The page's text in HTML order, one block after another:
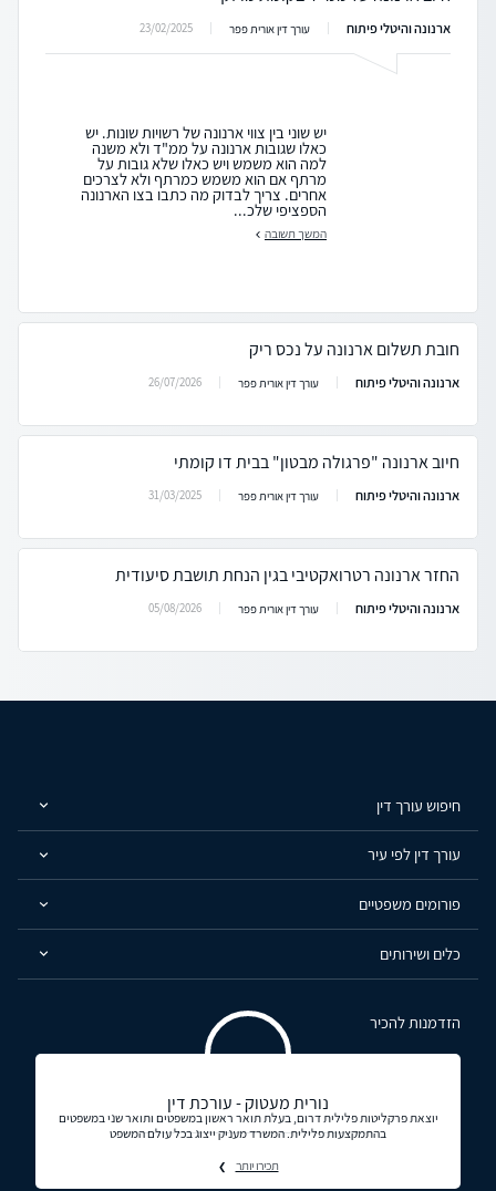
ארנונה והיטלי פיתוח עורך דין אורית פפר 23/02/2025
יש שוני בין צווי ארנונה של רשויות שונות. יש
כאלו שגובות ארנונה על ממ"ד ולא משנה
למה הוא משמש ויש כאלו שלא גובות על
מרתף אם הוא משמש כמרתף ולא לצרכים
אחרים. צריך לבדוק מה כתבו בצו הארנונה
הספציפי שלכ...
המשך תשובה
חובת תשלום ארנונה על נכס ריק
ארנונה והיטלי פיתוח עורך דין אורית פפר 26/07/2026
חיוב ארנונה "פרגולה מבטון" בבית דו קומתי
ארנונה והיטלי פיתוח עורך דין אורית פפר 31/03/2025
החזר ארנונה רטרואקטיבי בגין הנחת תושבת סיעודית
ארנונה והיטלי פיתוח עורך דין אורית פפר 05/08/2026
חיפוש עורך דין
עורך דין לפי עיר
פורומים משפטיים
כלים ושירותים
הזדמנות להכיר
נורית מעטוק - עורכת דין
יוצאת פרקליטות פלילית דרום, בעלת תואר ראשון במשפטים ותואר שני במשפטים
בהתמקצעות פלילית. המשרד מעניק ייצוג בכל עולם המשפט
תכירו יותר